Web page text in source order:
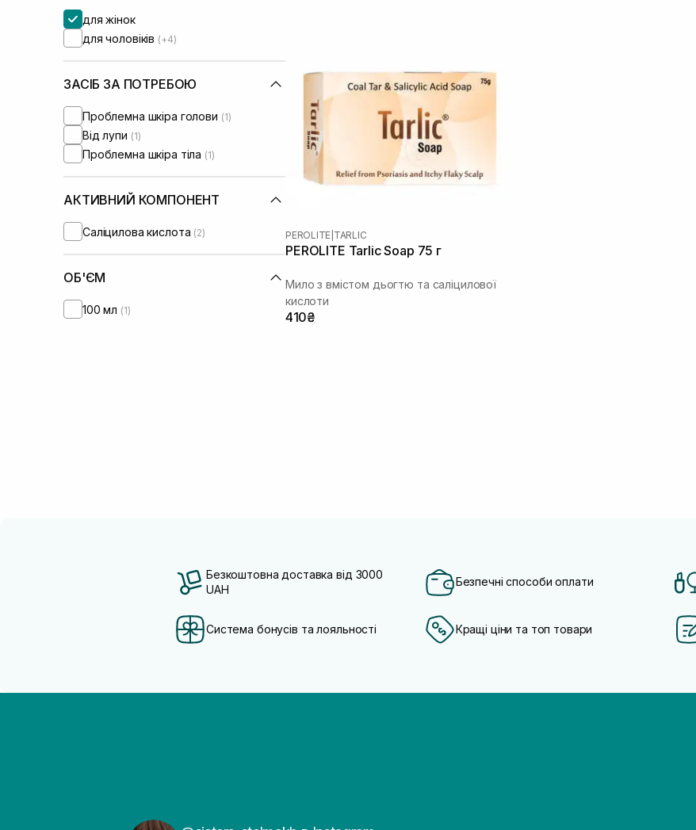
для жінок
для чоловіків (+4)
ЗАСІБ ЗА ПОТРЕБОЮ
Проблемна шкіра голови (1)
Від лупи (1)
Проблемна шкіра тіла (1)
АКТИВНИЙ КОМПОНЕНТ
Саліцилова кислота (2)
ОБ'ЄМ
100 мл (1)
PEROLITE TARLIC
PEROLITE Tarlic Soap 75 г
Мило з вмістом дьогтю та саліцилової
кислоти
410₴
Безкоштовна доставка від 3000
UAH
Безпечні способи оплати
Система бонусів та лояльності Кращі ціни та топ товари